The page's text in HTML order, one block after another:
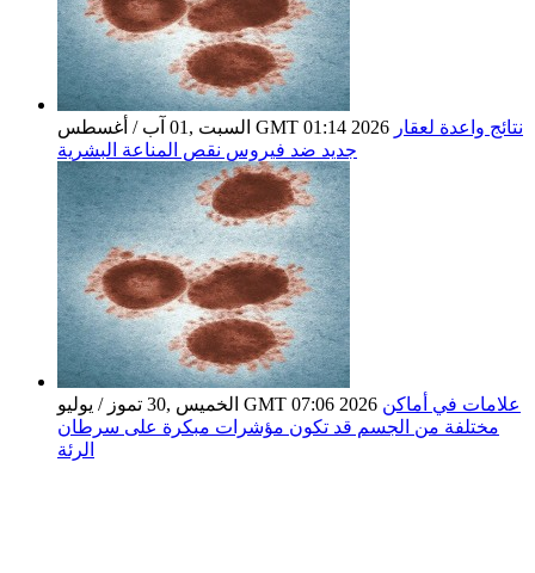
السبت ,01 آب / أغسطس GMT 01:14 2026 نتائج واعدة لعقار
جديد ضد فيروس نقص المناعة البشرية
الخميس ,30 تموز / يوليو GMT 07:06 2026 علامات في أماكن
مختلفة من الجسم قد تكون مؤشرات مبكرة على سرطان
الرئة